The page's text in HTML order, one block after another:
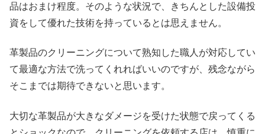
品はおまけ程度。そのような状況で、きちんとした設備投
資をして優れた技術を持っているとは思えません。
革製品のクリーニングについて熟知した職人が対応してい
て最適な方法で洗ってくれればいいのですが、残念ながら
そこまでは期待できないと思います。
大切な革製品が大きなダメージを受けた状態で戻ってくる